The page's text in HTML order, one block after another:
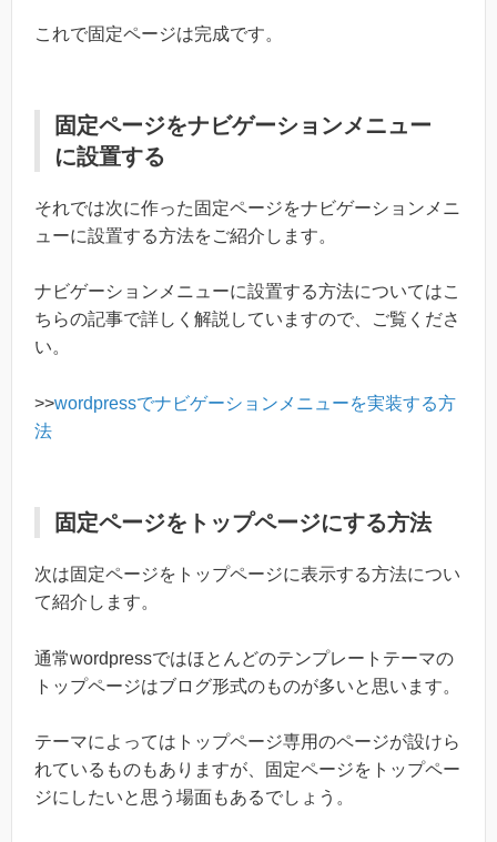
これで固定ページは完成です。
固定ページをナビゲーションメニュー
に設置する
それでは次に作った固定ページをナビゲーションメニ
ューに設置する方法をご紹介します。
ナビゲーションメニューに設置する方法についてはこ
ちらの記事で詳しく解説していますので、ご覧くださ
い。
>>wordpressでナビゲーションメニューを実装する方
法
固定ページをトップページにする方法
次は固定ページをトップページに表示する方法につい
て紹介します。
通常wordpressではほとんどのテンプレートテーマの
トップページはブログ形式のものが多いと思います。
テーマによってはトップページ専用のページが設けら
れているものもありますが、固定ページをトップペー
ジにしたいと思う場面もあるでしょう。